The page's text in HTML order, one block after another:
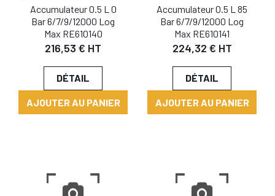
Accumulateur 0.5 L 0
Bar 6/7/9/12000 Log
Max RE610140
216,53 € HT
DÉTAIL
AJOUTER AU PANIER
Accumulateur 0.5 L 85
Bar 6/7/9/12000 Log
Max RE610141
224,32 € HT
DÉTAIL
AJOUTER AU PANIER